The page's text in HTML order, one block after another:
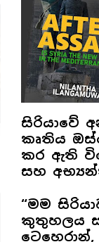
සිරියාවේ
කෘතිය
කර ඇති
සහ
“මම
කුතුහලය